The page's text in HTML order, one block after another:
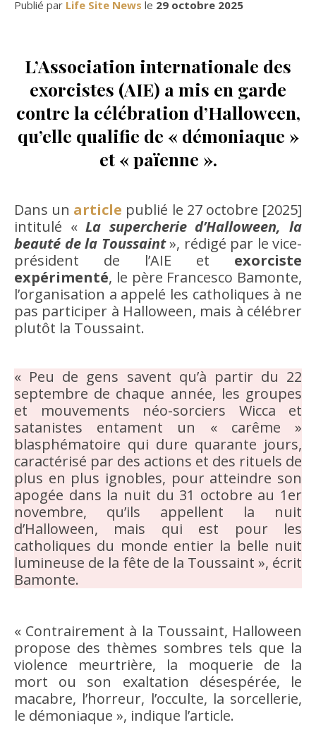
Publié par Life Site News le 29 octobre 2025
L’Association internationale des
exorcistes (AIE) a mis en garde
contre la célébration d’Halloween,
qu’elle qualifie de « démoniaque »
et « païenne ».
Dans un article publié le 27 octobre [2025]
intitulé «La supercherie d’Halloween, la
beauté de la Toussaint», rédigé par le vice-
président de l’AIE et exorciste
expérimenté, le père Francesco Bamonte,
l’organisation a appelé les catholiques à ne
pas participer à Halloween, mais à célébrer
plutôt la Toussaint.
« Peu de gens savent qu’à partir du 22
septembre de chaque année, les groupes
et mouvements néo-sorciers Wicca et
satanistes entament un « carême »
blasphématoire qui dure quarante jours,
caractérisé par des actions et des rituels de
plus en plus ignobles, pour atteindre son
apogée dans la nuit du 31 octobre au 1er
novembre, qu’ils appellent la nuit
d’Halloween, mais qui est pour les
catholiques du monde entier la belle nuit
lumineuse de la fête de la Toussaint », écrit
Bamonte.
« Contrairement à la Toussaint, Halloween
propose des thèmes sombres tels que la
violence meurtrière, la moquerie de la
mort ou son exaltation désespérée, le
macabre, l’horreur, l’occulte, la sorcellerie,
le démoniaque », indique l’article.